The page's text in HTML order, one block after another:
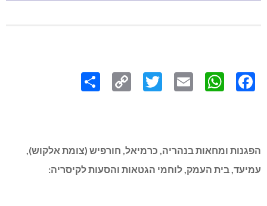
Link
הפגנות ומחאות בנהריה, כרמיאל, חורפיש (צומת אלקוש),
עמיעד, בית העמק, לוחמי הגטאות והסעות לקיסריה: